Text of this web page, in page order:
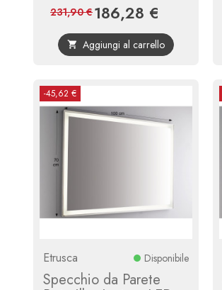
Prezzo
186,28 €
base
231,90 €
 Aggiungi al carrello
-45,62 €
Etrusca Disponibile
Specchio da Parete